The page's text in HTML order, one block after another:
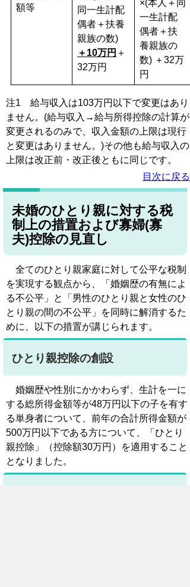
額等
同一生計配
偶者＋扶養
親族の数)
＋10万円 ＋
32万円
×(本人＋同
一生計配
偶者＋扶
養親族の
数) ＋32万
円
注1 給与収入は103万円以下で変更はあり
ません。(給与収入→給与所得控除の計算が
変更されるのみで、収入金額の上限は現行
と変更はありません。)その他も給与収入の
上限は改正前・改正後ともに同じです。
目次に戻る
未婚のひとり親に対する税
制上の措置および寡婦(寡
夫)控除の見直し
全てのひとり親家庭に対して公平な税制
を実現する観点から、「婚姻歴の有無によ
る不公平」と「男性のひとり親と女性のひ
とり親の間の不公平」を同時に解消するた
めに、以下の措置が講じられます。
ひとり親控除の創設
婚姻歴や性別にかかわらず、生計を一に
する総所得金額等が48万円以下の子を有す
る単身者について、前年の合計所得金額が
500万円以下である方について、「ひとり
親控除」（控除額30万円）を適用すること
となりました。